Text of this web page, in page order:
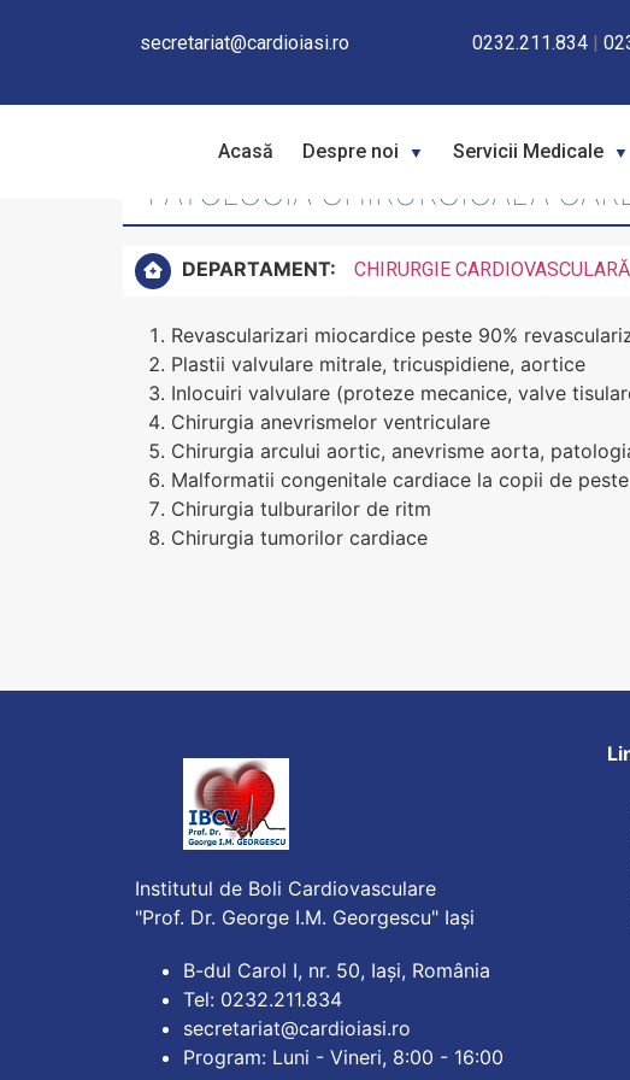
secretariat@cardioiasi.ro 0232.211.834 |
Acasă Despre noi Servicii Medicale
PATOLOGIA CHIRURGICALĂ
DEPARTAMENT: CHIRURGIE CARDIOVASCULARĂ
Revascularizari miocardice peste 90%
Plastii valvulare mitrale, tricuspidiene, aortice
Inlocuiri valvulare (proteze mecanice, valve
Chirurgia anevrismelor ventriculare
Chirurgia arcului aortic, anevrisme aorta,
Malformatii congenitale cardiace la copii de
Chirurgia tulburarilor de ritm
Chirurgia tumorilor cardiace
Institutul de Boli Cardiovasculare
"Prof. Dr. George I.M. Georgescu" Iași
B-dul Carol I, nr. 50, Iași, România
Tel: 0232.211.834
secretariat@cardioiasi.ro
Program: Luni - Vineri, 8:00 - 16:00